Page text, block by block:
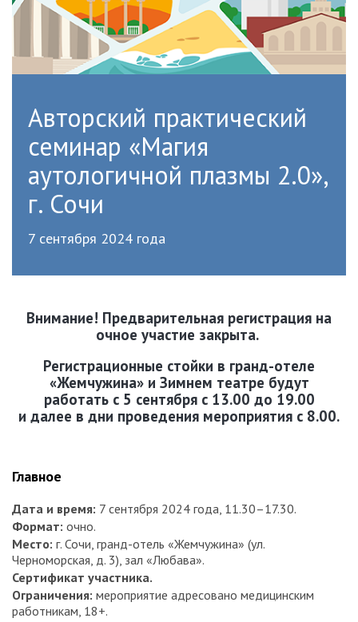
Авторский практический
семинар «Магия
аутологичной плазмы 2.0»,
г. Сочи
7 сентября 2024 года
Внимание! Предварительная регистрация на
очное участие закрыта.
Регистрационные стойки в гранд-отеле
«Жемчужина» и Зимнем театре будут
работать с 5 сентября с 13.00 до 19.00
и далее в дни проведения мероприятия с 8.00.
Главное
Дата и время: 7 сентября 2024 года, 11.30–17.30.
Формат: очно.
Место: г. Сочи, гранд-отель «Жемчужина» (ул.
Черноморская, д. 3), зал «Любава».
Сертификат участника.
Ограничения: мероприятие адресовано медицинским
работникам, 18+.